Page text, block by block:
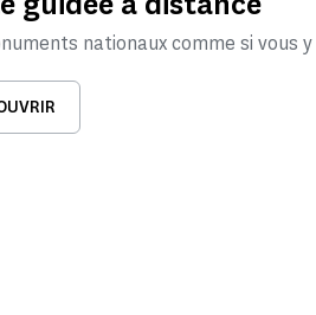
nationaux comme si vous